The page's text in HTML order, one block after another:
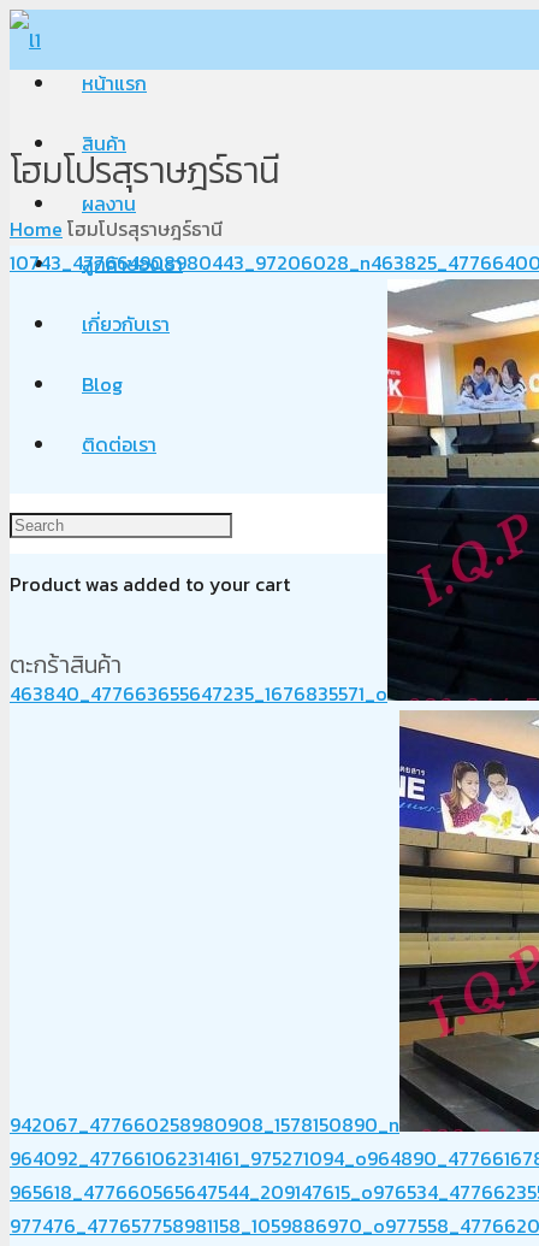
หน้าแรก
สินค้า
ผลงาน
ลูกค้าของเรา
เกี่ยวกับเรา
Blog
ติดต่อเรา
Productwas added to your cart
ตะกร้าสินค้า
โฮมโปรสุราษฎร์ธานี
Home โฮมโปรสุราษฎร์ธานี
10743_477664908980443_97206028_n
463840_477663655647235_1676835571_o
942067_477660258980908_1578150890_n
964092_477661062314161_975271094_o
965618_477660565647544_209147615_o
977476_477657758981158_1059886970_o